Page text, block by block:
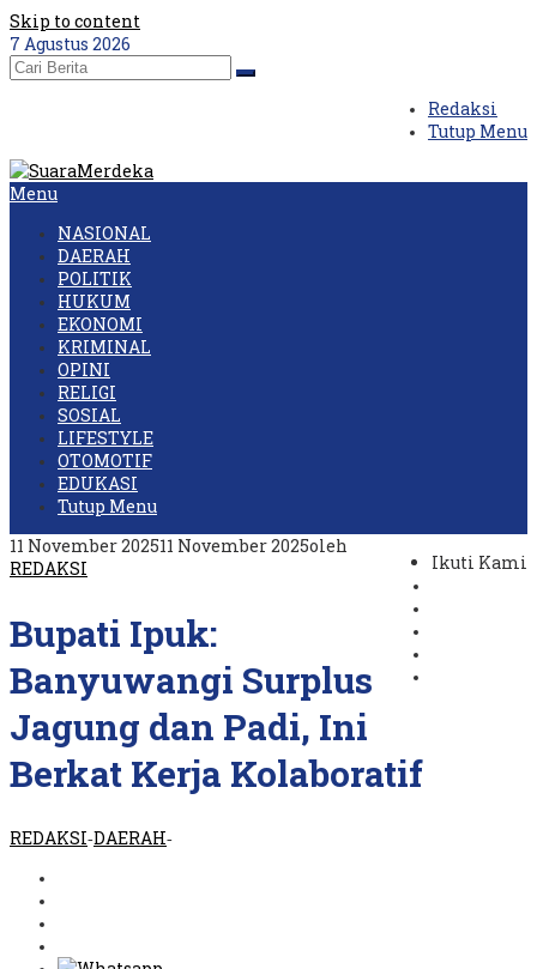
Skip to content
7 Agustus 2026
Redaksi
Tutup Menu
Menu
NASIONAL
DAERAH
POLITIK
HUKUM
EKONOMI
KRIMINAL
OPINI
RELIGI
SOSIAL
LIFESTYLE
OTOMOTIF
EDUKASI
Tutup Menu
Ikuti Kami
11 November 202511 November 2025oleh
REDAKSI
Bupati Ipuk:
Banyuwangi Surplus
Jagung dan Padi, Ini
Berkat Kerja Kolaboratif
REDAKSI-DAERAH-